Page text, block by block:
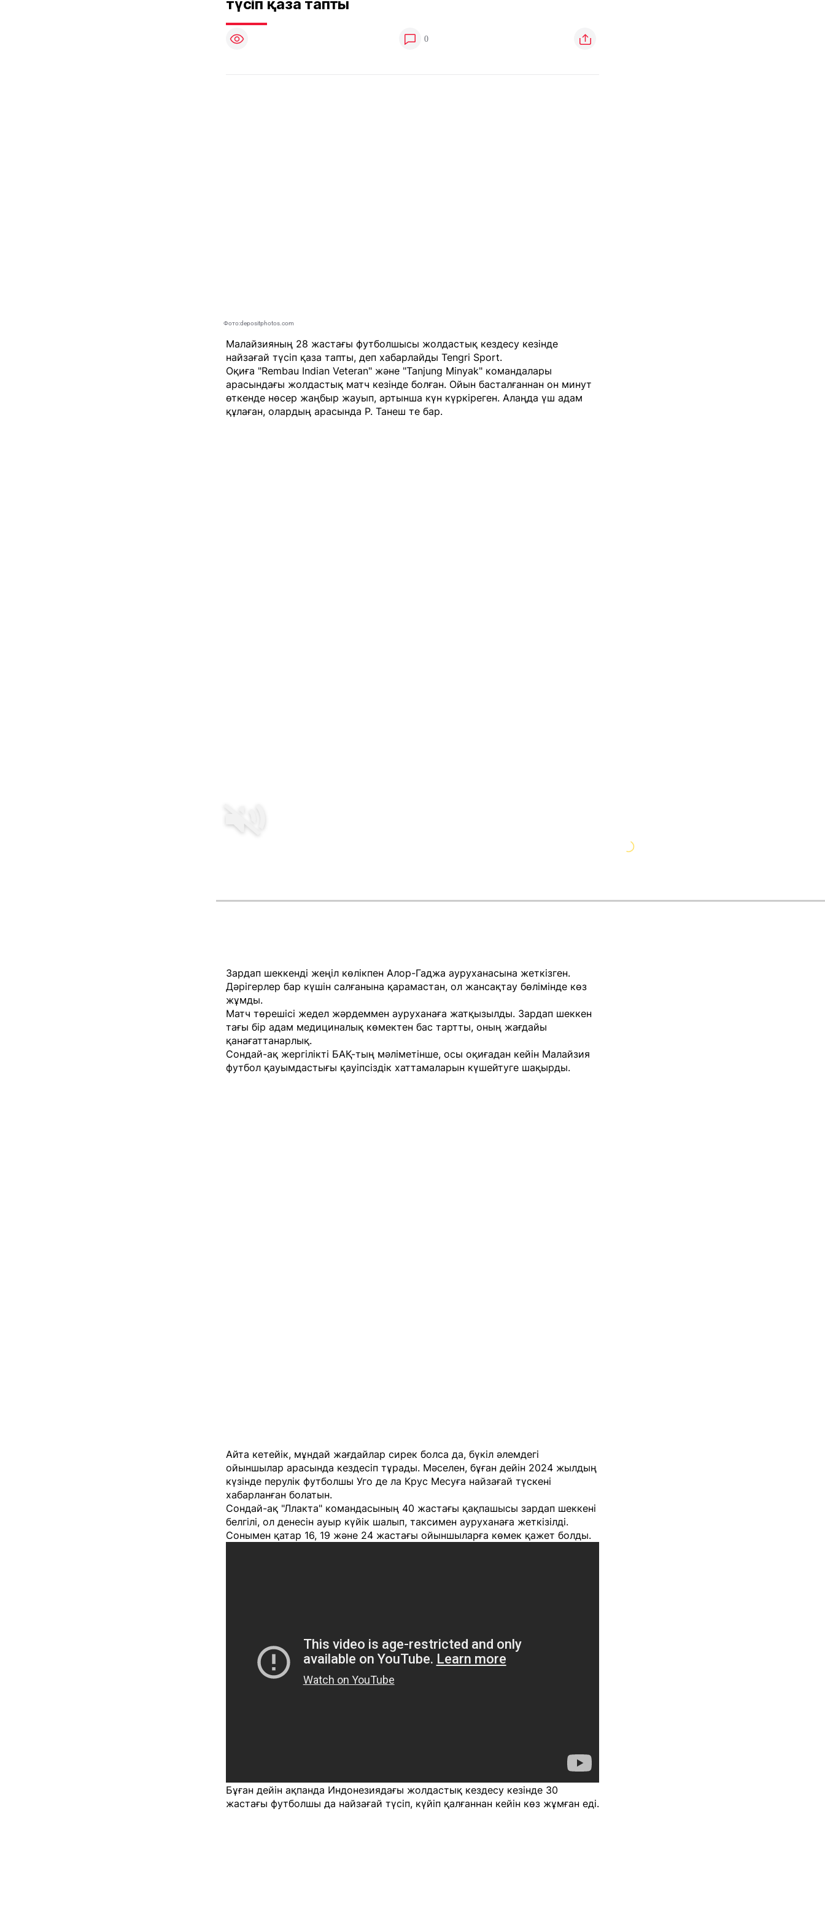
түсіп қаза тапты
0
Фото:depositphotos.com
Малайзияның 28 жастағы футболшысы жолдастық кездесу кезінде
найзағай түсіп қаза тапты, деп хабарлайды Tengri Sport.
Оқиға "Rembau Indian Veteran" және "Tanjung Minyak" командалары
арасындағы жолдастық матч кезінде болған. Ойын басталғаннан он минут
өткенде нөсер жаңбыр жауып, артынша күн күркіреген. Алаңда үш адам
құлаған, олардың арасында Р. Танеш те бар.
Зардап шеккенді жеңіл көлікпен Алор-Гаджа ауруханасына жеткізген.
Дәрігерлер бар күшін салғанына қарамастан, ол жансақтау бөлімінде көз
жұмды.
Матч төрешісі жедел жәрдеммен ауруханаға жатқызылды. Зардап шеккен
тағы бір адам медициналық көмектен бас тартты, оның жағдайы
қанағаттанарлық.
Сондай-ақ жергілікті БАҚ-тың мәліметінше, осы оқиғадан кейін Малайзия
футбол қауымдастығы қауіпсіздік хаттамаларын күшейтуге шақырды.
Айта кетейік, мұндай жағдайлар сирек болса да, бүкіл әлемдегі
ойыншылар арасында кездесіп тұрады. Мәселен, бұған дейін 2024 жылдың
күзінде перулік футболшы Уго де ла Крус Месуға найзағай түскені
хабарланған болатын.
Сондай-ақ "Ллакта" командасының 40 жастағы қақпашысы зардап шеккені
белгілі, ол денесін ауыр күйік шалып, таксимен ауруханаға жеткізілді.
Сонымен қатар 16, 19 және 24 жастағы ойыншыларға көмек қажет болды.
Бұған дейін ақпанда Индонезиядағы жолдастық кездесу кезінде 30
жастағы футболшы да найзағай түсіп, күйіп қалғаннан кейін көз жұмған еді.